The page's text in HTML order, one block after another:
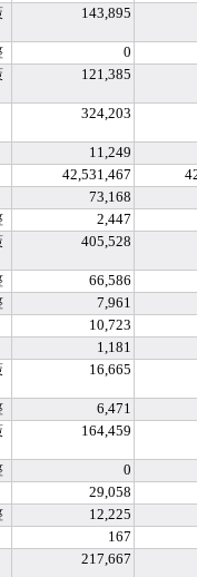
143,895
0
121,385
324,203
11,249
42,531,467
73,168
2,447
405,528
66,586
7,961
10,723
1,181
16,665
6,471
164,459
0
29,058
12,225
167
217,667